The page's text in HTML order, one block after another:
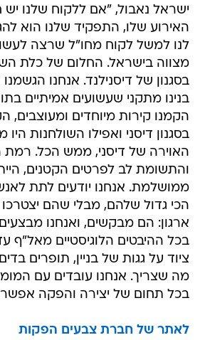
ישראל נאבול, "אם ללקוח שלנו יש
האירוע שלו, התפקיד שלנו הוא
לנו למשל לקוח מחו"ל שרצה
מצווה בישראל. החלום של כלת
בסגנון של דיסנילנד. אנחנו
בנינו מתקני שעשועים אמיתיים
הקמנו קירות מיוחדים ומעוצבים,
בסגנון דיסני ואפילו השולחנות
האוירה של דיסני, ממש הכל.
והתשומת לב לפרטים הקטנים,
ממושלמת. אנחנו יודעים לתת
הכי גדול שלהם, מבלי שהם
ארגון: הם מבקשים, ואנחנו
בכל ההיבטים הלוגיסטיים מאל"ף
ציוד על גגות של בניין, תופרים
מה שצריך. אנחנו עובדים עם
בכל תחום של יצירה והפקה
לאתר של חברת צבעים הפקות